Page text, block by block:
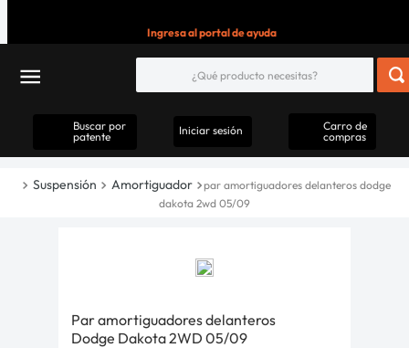
Ingresa al portal de ayuda
Buscar por
patente
Iniciar sesión
Carro de
compras
Suspensión Amortiguador
par amortiguadores delanteros dodge
dakota 2wd 05/09
Par amortiguadores delanteros
Dodge Dakota 2WD 05/09